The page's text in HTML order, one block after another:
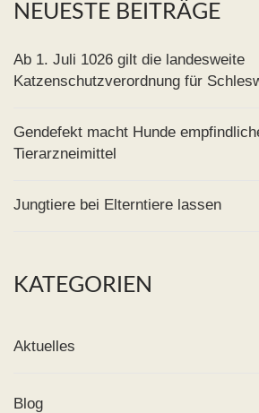
NEUESTE BEITRÄGE
Ab 1. Juli 1026 gilt die landesweite
Katzenschutzverordnung für
Gendefekt macht Hunde
Tierarzneimittel
Jungtiere bei Elterntiere lassen
KATEGORIEN
Aktuelles
Blog